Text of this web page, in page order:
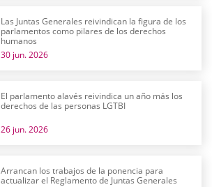
Las Juntas Generales reivindican la figura de los
parlamentos como pilares de los derechos
humanos
30 jun. 2026
El parlamento alavés reivindica un año más los
derechos de las personas LGTBI
26 jun. 2026
Arrancan los trabajos de la ponencia para
actualizar el Reglamento de Juntas Generales